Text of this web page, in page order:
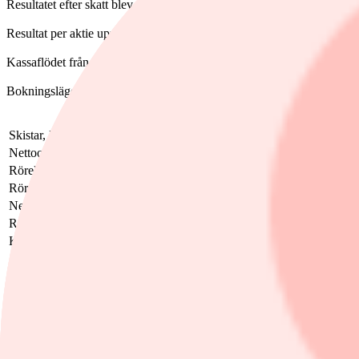
Resultatet efter skatt blev 269 miljoner kronor (299).
Resultat per aktie uppgick till 3,43 kronor (3,82).
Kassaflödet från löpande verksamhet uppgick till -368 miljoner kronor
Bokningsläget, mätt i antalet bokade objektsnätter i Skistars
Skistar, Mkr
Nettoomsättning
Rörelseresultat
Rörelsemarginal
Nettoresultat
Resultat per aktie, kronor
Kassaflöde från löpande verksamhet